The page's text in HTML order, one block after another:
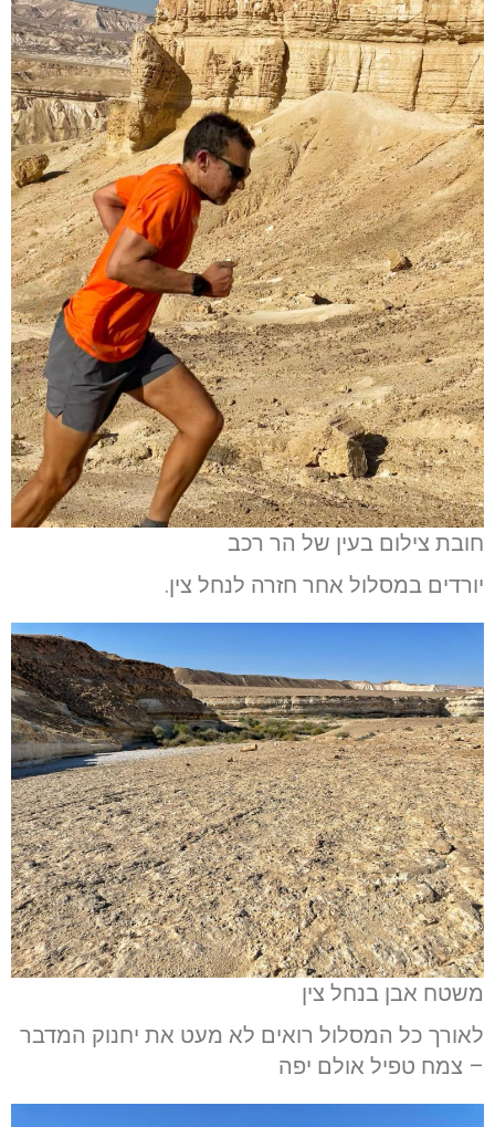
חובת צילום בעין של הר רכב
יורדים במסלול אחר חזרה לנחל צין.
משטח אבן בנחל צין
לאורך כל המסלול רואים לא מעט את יחנוק המדבר
– צמח טפיל אולם יפה